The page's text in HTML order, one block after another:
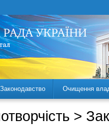
Законодавство Очищення
>